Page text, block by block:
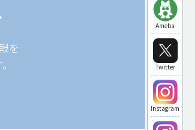
Ameba
Twitter
Instagram
を